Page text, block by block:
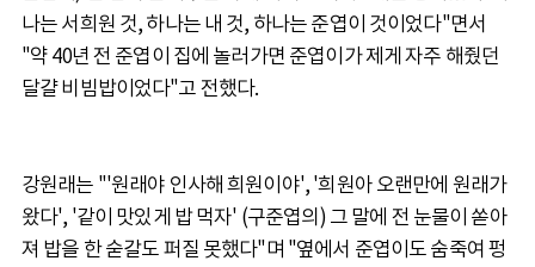
나는 서희원 것, 하나는 내 것, 하나는 준엽이 것이었다"면서
"약 40년 전 준엽이 집에 놀러가면 준엽이가 제게 자주 해줬던
달걀 비빔밥이었다"고 전했다.
강원래는 "'원래야 인사해 희원이야', '희원아 오랜만에 원래가
왔다', '같이 맛있게 밥 먹자' (구준엽의) 그 말에 전 눈물이 쏟아
져 밥을 한 숟갈도 퍼질 못했다"며 "옆에서 준엽이도 숨죽여 펑